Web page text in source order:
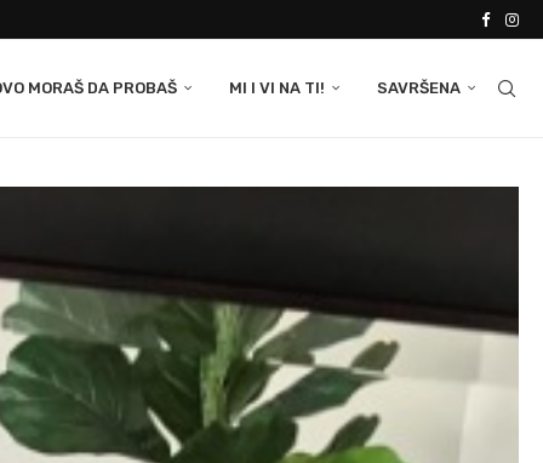
MORAŠ DA PROBAŠ MI I VI NA TI! SAVRŠENA